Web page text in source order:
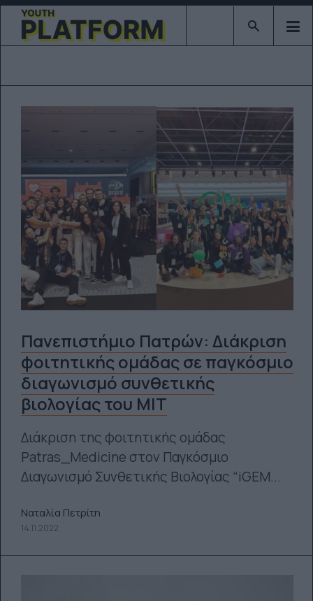
Type 2 or
Πανεπιστήμιο Πατρών: Διάκριση
φοιτητικής ομάδας σε παγκόσμιο
διαγωνισμό συνθετικής
βιολογίας του ΜΙΤ
Διάκριση της φοιτητικής ομάδας
Patras_Medicine στον Παγκόσμιο
Διαγωνισμό Συνθετικής Βιολογίας “iGEM...
Ναταλία Πετρίτη
14.11.2022